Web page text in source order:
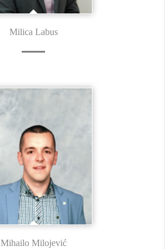
Milica Labus
Mihailo Milojević